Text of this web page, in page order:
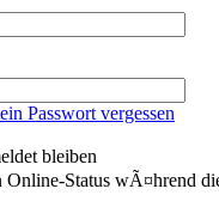
Passwort vergessen
bleiben
Online-Status wÃ¤hrend